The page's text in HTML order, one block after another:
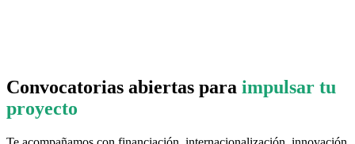
Convocatorias abiertas para impulsar tu
proyecto